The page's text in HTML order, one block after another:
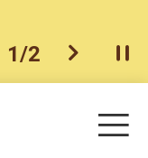
一個
2/2 下一個開
目